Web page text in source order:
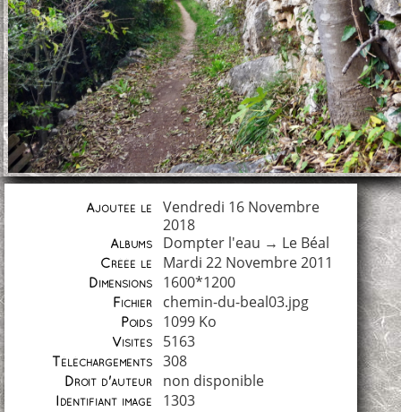
Ajoutée le
Vendredi 16 Novembre
2018
Albums Dompter l'eau → Le Béal
Créée le Mardi 22 Novembre 2011
Dimensions 1600*1200
Fichier chemin-du-beal03.jpg
Poids 1099 Ko
Visites 5163
Téléchargements 308
Droit d'auteur non disponible
Identifiant image 1303